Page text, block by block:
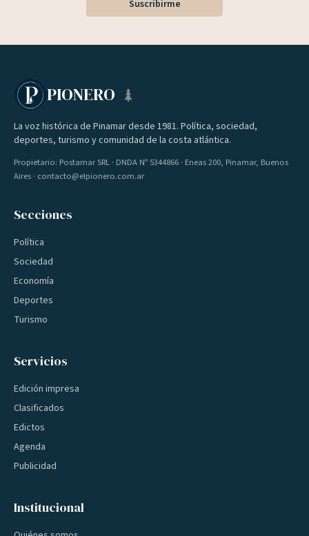
Suscribirme
PIONERO
La voz histórica de Pinamar desde 1981. Política, sociedad,
deportes, turismo y comunidad de la costa atlántica.
Propietario: Postamar SRL · DNDA Nº 5344866 · Eneas 200, Pinamar, Buenos
Aires · contacto@elpionero.com.ar
Secciones
Política
Sociedad
Economía
Deportes
Turismo
Servicios
Edición impresa
Clasificados
Edictos
Agenda
Publicidad
Institucional